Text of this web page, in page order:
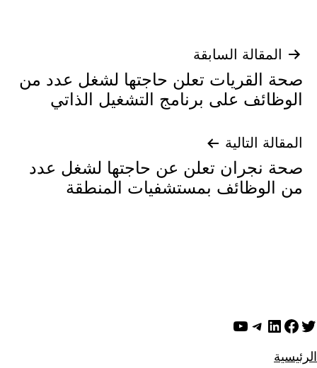
تصفّح
المقالات
المقالة السابقة
صحة القريات تعلن حاجتها لشغل عدد من
الوظائف على برنامج التشغيل الذاتي
المقالة التالية
صحة نجران تعلن عن حاجتها لشغل عدد
من الوظائف بمستشفيات المنطقة
تويترفيسبوك
لينكد إن تيليجرام
يوتيوب
الرئيسية